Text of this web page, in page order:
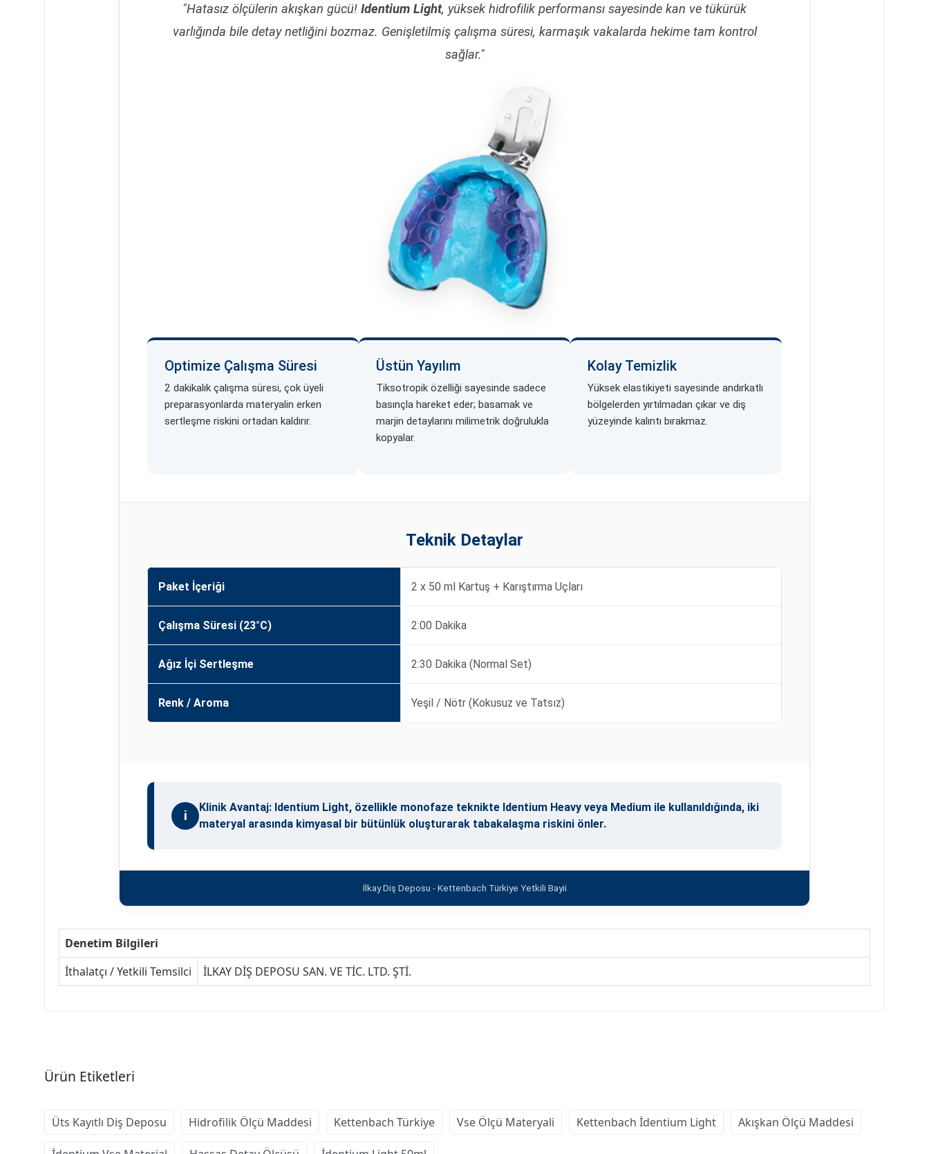
"Hatasız ölçülerin akışkan gücü! Identium Light, yüksek hidrofilik performansı sayesinde kan ve tükürük
varlığında bile detay netliğini bozmaz. Genişletilmiş çalışma süresi, karmaşık vakalarda hekime tam kontrol
sağlar."
Optimize Çalışma Süresi
2 dakikalık çalışma süresi, çok üyeli
preparasyonlarda materyalin erken
sertleşme riskini ortadan kaldırır.
Üstün Yayılım
Tiksotropik özelliği sayesinde sadece
basınçla hareket eder; basamak ve
marjin detaylarını milimetrik doğrulukla
kopyalar.
Kolay Temizlik
Yüksek elastikiyeti sayesinde andırkatlı
bölgelerden yırtılmadan çıkar ve diş
yüzeyinde kalıntı bırakmaz.
Teknik Detaylar
Paket İçeriği 2 x 50 ml Kartuş + Karıştırma Uçları
Çalışma Süresi (23°C) 2:00 Dakika
Ağız İçi Sertleşme 2:30 Dakika (Normal Set)
Renk / Aroma Yeşil / Nötr (Kokusuz ve Tatsız)
i
Klinik Avantaj: Identium Light, özellikle monofaze teknikte Identium Heavy veya Medium ile kullanıldığında, iki
materyal arasında kimyasal bir bütünlük oluşturarak tabakalaşma riskini önler.
İlkay Diş Deposu - Kettenbach Türkiye Yetkili Bayii
Denetim Bilgileri
İthalatçı / Yetkili Temsilci
İLKAY DİŞ DEPOSU SAN. VE TİC. LTD. ŞTİ.
Ürün Etiketleri
Üts Kayıtlı Diş Deposu Hidrofilik Ölçü Maddesi Kettenbach Türkiye Vse Ölçü Materyali Kettenbach İdentium Light Akışkan Ölçü Maddesi